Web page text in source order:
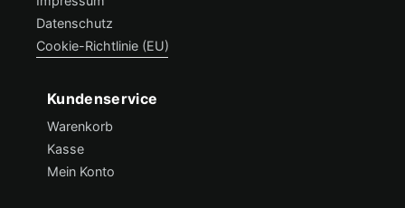
Datenschutz
Cookie-Richtlinie (EU)
Kundenservice
Hilfe & Support
Warenkorb
Kasse
Mein Konto